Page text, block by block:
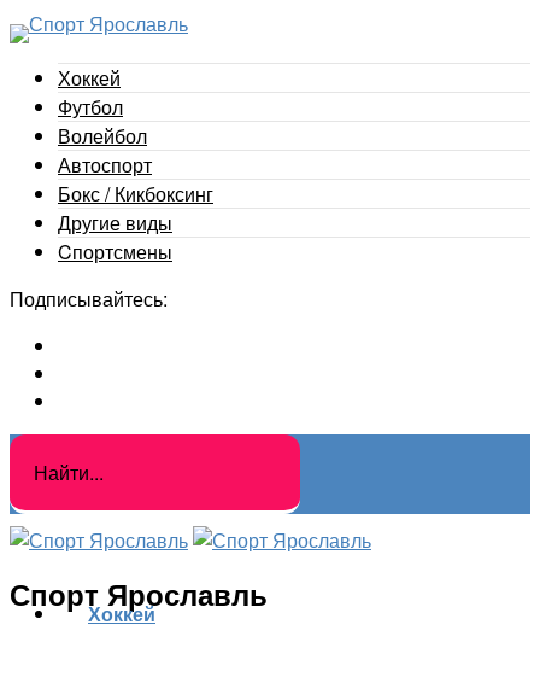
Хоккей
Футбол
Волейбол
Автоспорт
Бокс / Кикбоксинг
Другие виды
Cпортсмены
Подписывайтесь:
Спорт Ярославль
Хоккей